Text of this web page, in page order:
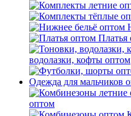
Платья
водолазки, кофты оптом
Одежда для мальчиков
оптом